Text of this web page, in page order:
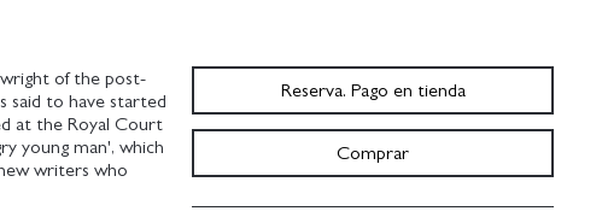
of the post-
said to have started
at the Royal Court
young man', which
writers who
Reserva. Pago en tienda
Comprar